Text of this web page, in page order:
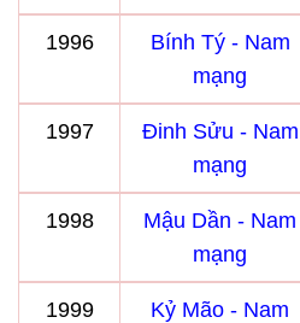
1996
Bính Tý - Nam
mạng
1997
Đinh Sửu - Nam
mạng
1998
Mậu Dần - Nam
mạng
1999
Kỷ Mão - Nam